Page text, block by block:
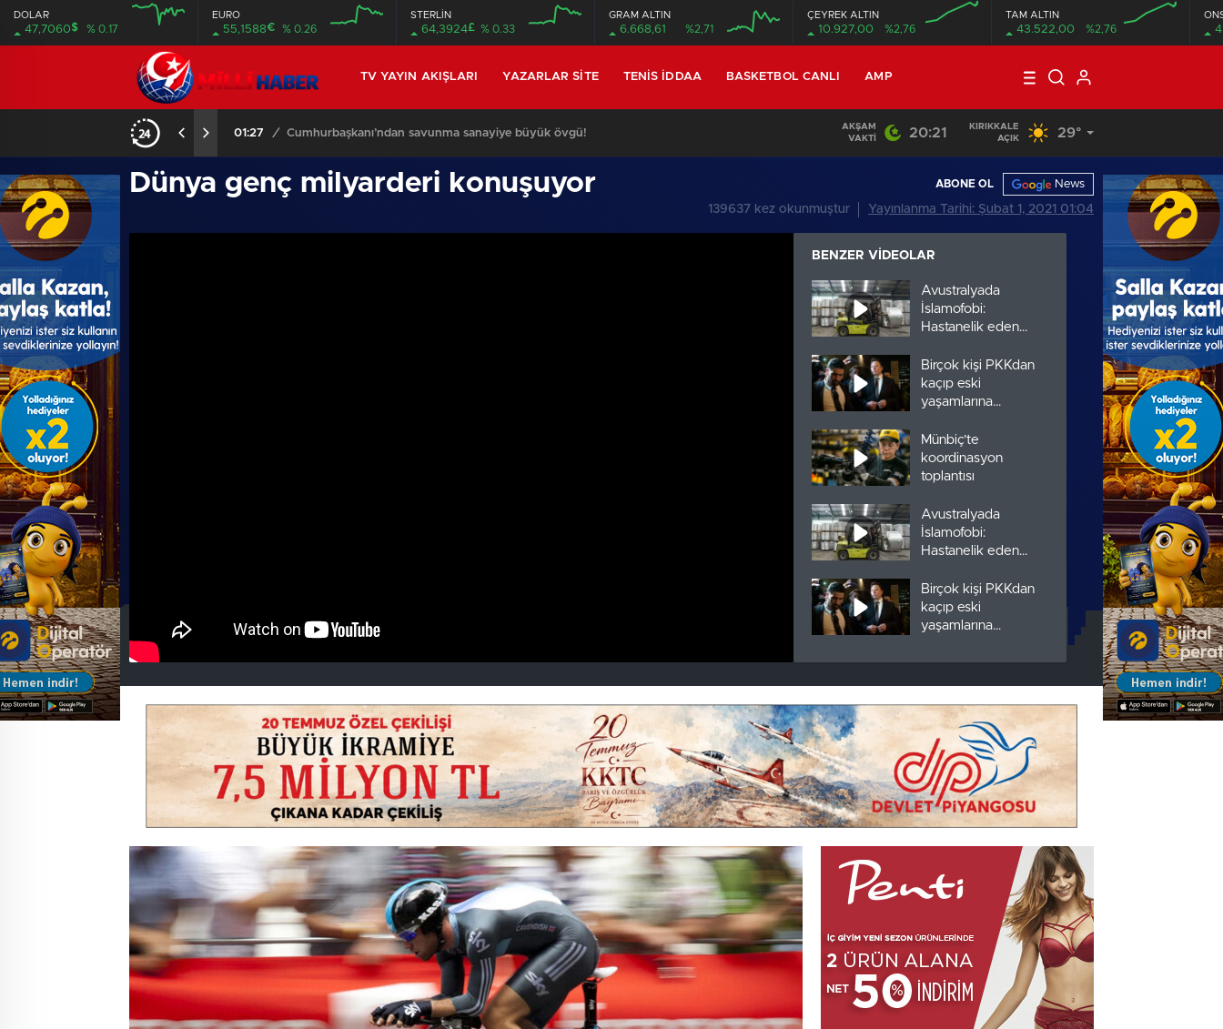
DOLAR
47,7060$ % 0.17
EURO
55,1588€ % 0.26
STERLİN
64,3924£ % 0.33
GRAM ALTIN
6.668,61 %2,71
ÇEYREK ALTIN
10.927,00 %2,76
TAM ALTIN
43.522,00 %2,76
TV YAYIN AKIŞLARI YAZARLAR SITE TENIS İDDAA BASKETBOL CANLI AMP
sanayiye büyük övgü! 01:04 / Münbiç’te koordinasyon toplantısı 01:04
AKŞAM
VAKTI
20:21
KIRIKKALE
AÇIK
29°
Dünya genç milyarderi konuşuyor ABONE OL News
139637 kez okunmuştur Yayınlanma Tarihi: Şubat 1, 2021 01:04
BENZER VIDEOLAR
Avustralyada
İslamofobi:
Hastanelik eden
Birçok kişi PKKdan
kaçıp eski
yaşamlarına
Münbiç’te
koordinasyon
toplantısı
Avustralyada
İslamofobi:
Hastanelik eden
Birçok kişi PKKdan
kaçıp eski
yaşamlarına
Münbiç’te